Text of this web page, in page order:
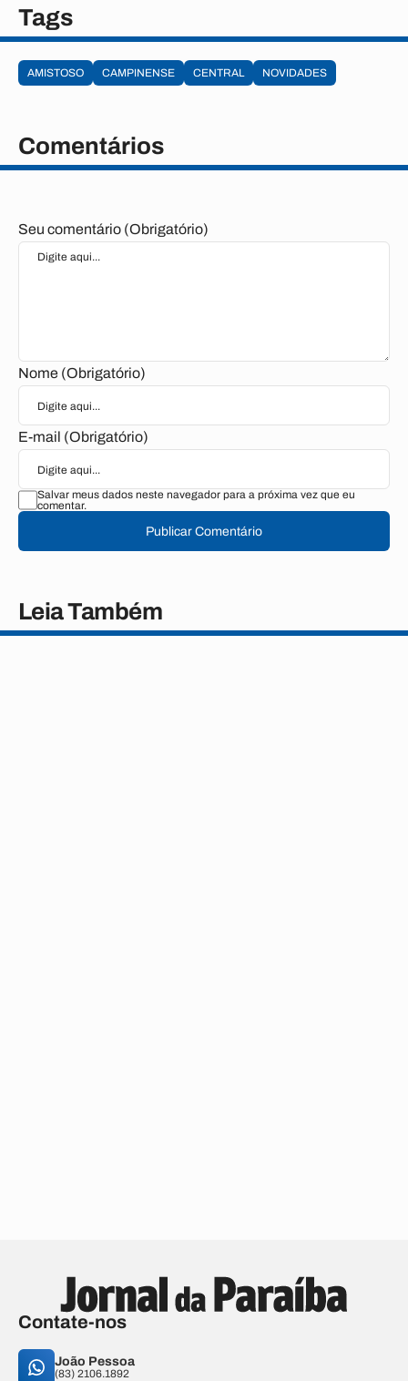
Tags
AMISTOSO CAMPINENSE CENTRAL NOVIDADES
Comentários
Seu comentário (Obrigatório)
Nome (Obrigatório)
E-mail (Obrigatório)
Salvar meus dados neste navegador para a próxima vez que eu
comentar.
Publicar Comentário
Leia Também
Contate-nos
João Pessoa
(83) 2106.1892